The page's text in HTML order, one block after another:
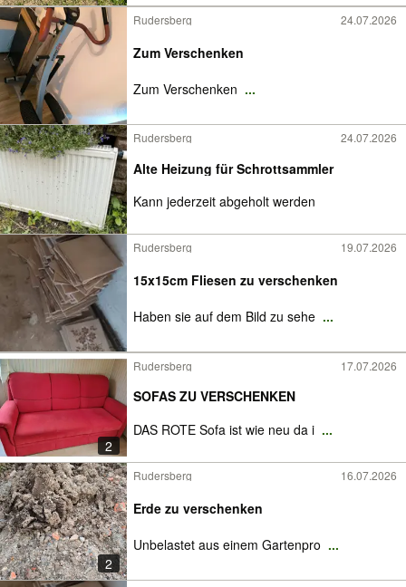
Rudersberg 24.07.2026
Zum Verschenken
Zum Verschenken ...
Rudersberg 24.07.2026
Alte Heizung für Schrottsammler
Kann jederzeit abgeholt werden
Rudersberg 19.07.2026
15x15cm Fliesen zu verschenken
Haben sie auf dem Bild zu sehe ...
2
Rudersberg 17.07.2026
SOFAS ZU VERSCHENKEN
DAS ROTE Sofa ist wie neu da i ...
2
Rudersberg 16.07.2026
Erde zu verschenken
Unbelastet aus einem Gartenpro ...